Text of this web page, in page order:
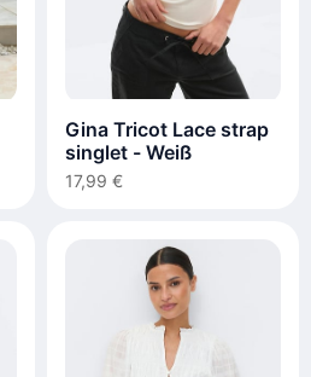
Gina Tricot Lace strap
singlet - Weiß
17,99 €